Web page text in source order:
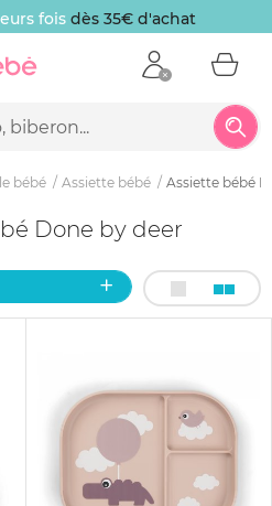
fois dès 35€ d'achat
bébé Assiette bébé Assiette bébé
Done by deer